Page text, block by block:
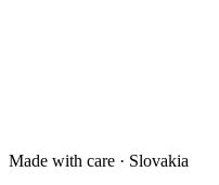
Made with care · Slovakia